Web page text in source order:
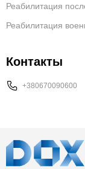
Реабилитация
Реабилитация
Контакты
+380670090600